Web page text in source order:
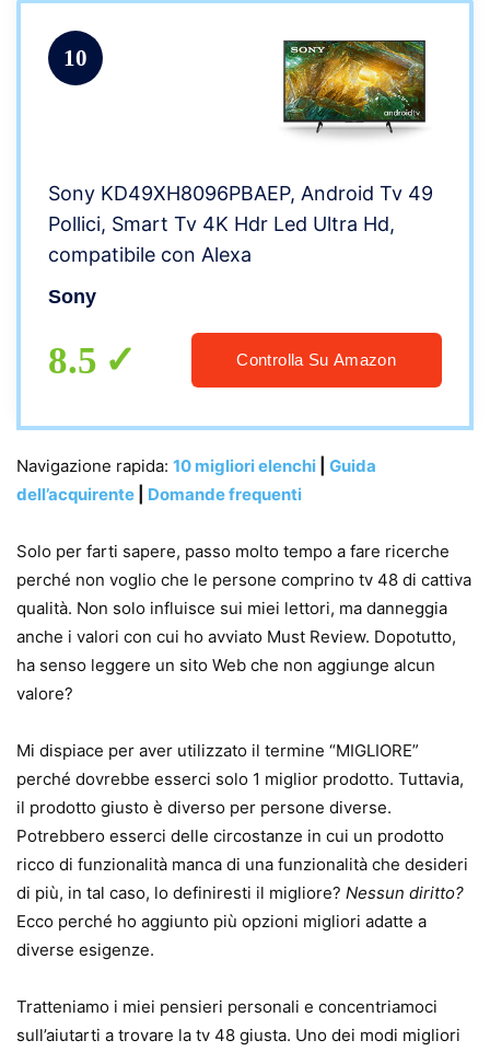
10
Sony KD49XH8096PBAEP, Android Tv 49
Pollici, Smart Tv 4K Hdr Led Ultra Hd,
compatibile con Alexa
Sony
8.5 Controlla Su Amazon
Navigazione rapida: 10 migliori elenchi
Guida
dell’acquirente
Domande frequenti
Solo per farti sapere, passo molto tempo a fare ricerche
perché non voglio che le persone comprino tv 48 di cattiva
qualità. Non solo influisce sui miei lettori, ma danneggia
anche i valori con cui ho avviato Must Review. Dopotutto,
ha senso leggere un sito Web che non aggiunge alcun
valore?
Mi dispiace per aver utilizzato il termine “MIGLIORE”
perché dovrebbe esserci solo 1 miglior prodotto. Tuttavia,
il prodotto giusto è diverso per persone diverse.
Potrebbero esserci delle circostanze in cui un prodotto
ricco di funzionalità manca di una funzionalità che desideri
di più, in tal caso, lo definiresti il ​​migliore? Nessun diritto?
Ecco perché ho aggiunto più opzioni migliori adatte a
diverse esigenze.
Tratteniamo i miei pensieri personali e concentriamoci
sull’aiutarti a trovare la tv 48 giusta. Uno dei modi migliori